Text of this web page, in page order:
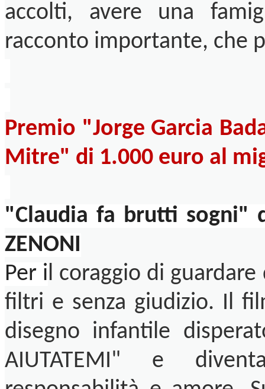
accolti, avere una
racconto importante, che
Premio "Jorge Garcia
Mitre" di 1.000 euro al
"Claudia fa brutti sogni"
ZENONI
Per il coraggio di
filtri e senza giudizio. Il
disegno infantile
AIUTATEMI" e